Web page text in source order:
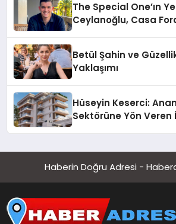
The Special One’ın
Ceylanoğlu, Casa
Betül Şahin ve
Yaklaşımı
Hüseyin Keserci:
Sektörüne Yön Veren
Haberin Doğru Adresi -